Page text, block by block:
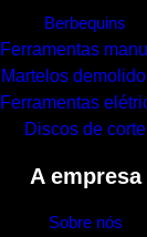
Berbequins
Ferramentas
Martelos
Ferramentas
Discos de corte
A empresa
Sobre nós